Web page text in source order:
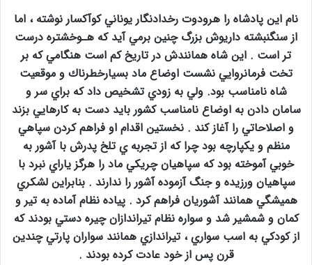
نام اين پادشاه را هرودوت رخدادنگار يوناني كوآكسار نوشته ، اما
از سنگنبشته داريوش بزرگ چنين برمي آيد كه هـوخشتره درست
تر است . اين شاه همانندش در تاريخ كم است هنگامي كه بر
تخت فرمانروايي نشست اوضاع ماد بسيارخطرناك و موقعيت
شاه نامناسب بود. ولي به زودي تشخيص داد كه براي سر و
سامان دادن به اوضاع نامناسب كشور بايد دست به كارهايي بزند
و اصلاحاتي را آغاز كند . نخستين اقدام او فراهم كردن سپاهي
منظم و يكپارچه بود چرا كه از تجربه ي تلخ پدرش با آشور به
خوبي آموخته بود كه سپاهيان چريكي ماد را هرگز ياراي نبرد با
سپاهيان ورزيده و جنگ آزموده آشور را ندارند . بنابراين لشكري
هميشگي همانند آشوريان فراهم كرد . پياده نظام آماده به تير و
كمان و شمشير شد و سواره نظام تيراندازان چيره دستي بودند كه
از كودكي به اسب سواري ، تيراندازي همانند سواران پارتي چندين
قرن پس از خود عادت كرده بودند .